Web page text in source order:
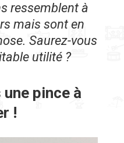
ressemblent à
mais sont en
Saurez-vous
utilité ?
une pince à
!